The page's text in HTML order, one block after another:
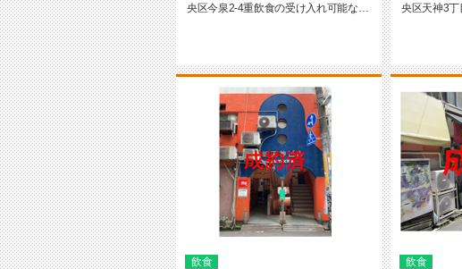
央区今泉2-4重飲食の受け入れ可能なテ
央区天神3丁
飲食 飲食